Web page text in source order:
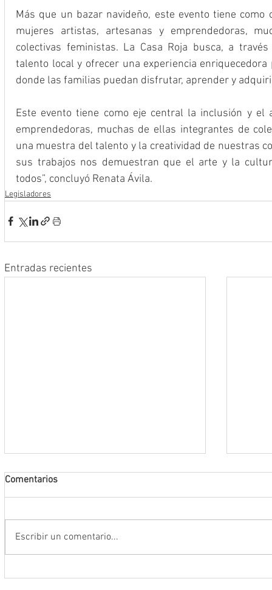
Más que un bazar navideño, este evento tiene
mujeres artistas, artesanas y emprendedoras,
colectivas feministas. La Casa Roja busca, a
talento local y ofrecer una experiencia enriquecedora
donde las familias puedan disfrutar, aprender y
Este evento tiene como eje central la inclusión y el
emprendedoras, muchas de ellas integrantes de
una muestra del talento y la creatividad de nuestras
sus trabajos nos demuestran que el arte y la
todos”, concluyó Renata Ávila.
Legisladores
Entradas recientes
Comentarios
Escribir un comentario...